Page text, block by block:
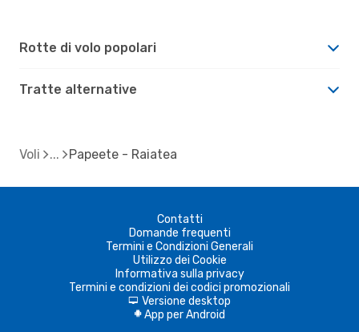
Rotte di volo popolari
Tratte alternative
Voli Papeete - Raiatea
Contatti
Domande frequenti
Termini e Condizioni Generali
Utilizzo dei Cookie
Informativa sulla privacy
Termini e condizioni dei codici promozionali
d Versione desktop
A App per Android